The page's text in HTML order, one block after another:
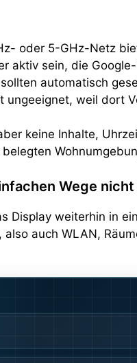
oder 5-GHz-Netz
aktiv sein, die
automatisch
weil dort
keine Inhalte,
Wege
Display weiterhin in
auch WLAN,